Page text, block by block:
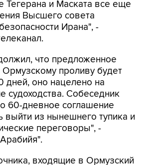
Тегерана и Маската все еще
Высшего совета
Ирана", -
что предложенное
проливу будет
дней, оно нацелено на
судоходства. Собеседник
60-дневное соглашение
из нынешнего тупика и
переговоры", -
входящие в Ормузский